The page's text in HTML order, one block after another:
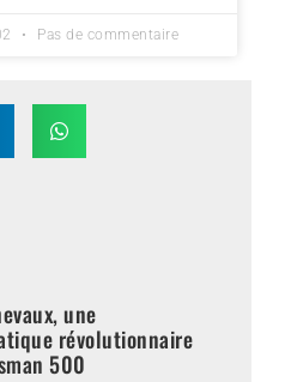
Pas de commentaire
une
révolutionnaire
500